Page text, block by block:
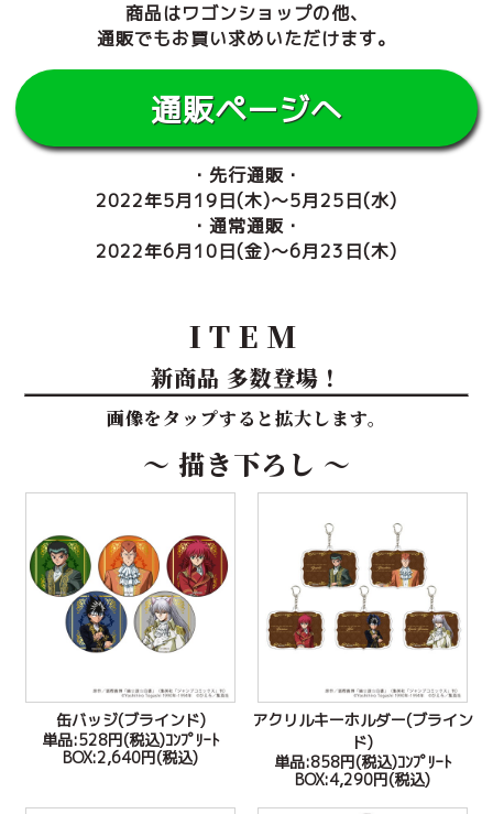
商品はワゴンショップの他、
通販でもお買い求めいただけます。
通販ページへ
・先行通販・
2022年5月19日(木)～5月25日(水)
・通常通販・
2022年6月10日(金)～6月23日(木)
ITEM
新商品 多数登場！
画像をタップすると拡大します。
～ 描き下ろし ～
缶バッジ(ブラインド)
単品:528円(税込)ｺﾝﾌﾟﾘｰﾄ
BOX:2,640円(税込)
アクリルキーホルダー(ブライン
ド)
単品:858円(税込)ｺﾝﾌﾟﾘｰﾄ
BOX:4,290円(税込)